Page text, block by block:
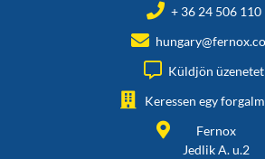
+ 36 24 506 110
Küldjön üzenetet
Keressen egy
Fernox
Jedlik A. u.2